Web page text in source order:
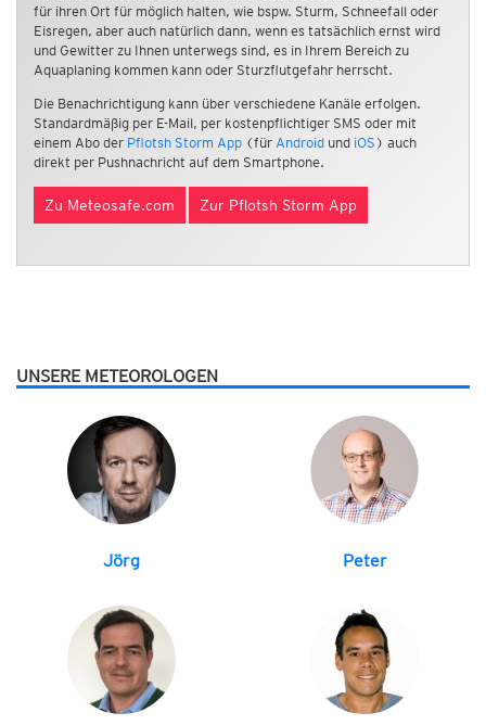
für ihren Ort für möglich halten, wie bspw. Sturm, Schneefall oder
Eisregen, aber auch natürlich dann, wenn es tatsächlich ernst wird
und Gewitter zu Ihnen unterwegs sind, es in Ihrem Bereich zu
Aquaplaning kommen kann oder Sturzflutgefahr herrscht.
Die Benachrichtigung kann über verschiedene Kanäle erfolgen.
Standardmäßig per E-Mail, per kostenpflichtiger SMS oder mit
einem Abo der Pflotsh Storm App (für Android und iOS ) auch
direkt per Pushnachricht auf dem Smartphone.
Zu Meteosafe.com Zur Pflotsh Storm App
UNSERE METEOROLOGEN
Jörg Peter